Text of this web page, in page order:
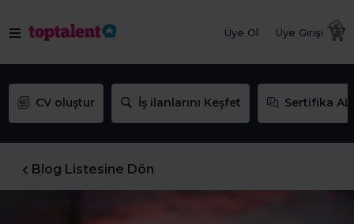
Üye Ol Üye Girişi
CV oluştur İş ilanlarını Keşfet Sertifika AL
Blog Listesine Dön